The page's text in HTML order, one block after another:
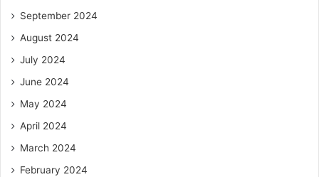
September 2024
August 2024
July 2024
June 2024
May 2024
April 2024
March 2024
February 2024